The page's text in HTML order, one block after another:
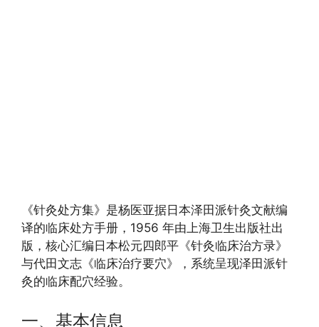
《针灸处方集》是杨医亚据日本泽田派针灸文献编
译的临床处方手册，1956 年由上海卫生出版社出
版，核心汇编日本松元四郎平《针灸临床治方录》
与代田文志《临床治疗要穴》，系统呈现泽田派针
灸的临床配穴经验。
一、基本信息